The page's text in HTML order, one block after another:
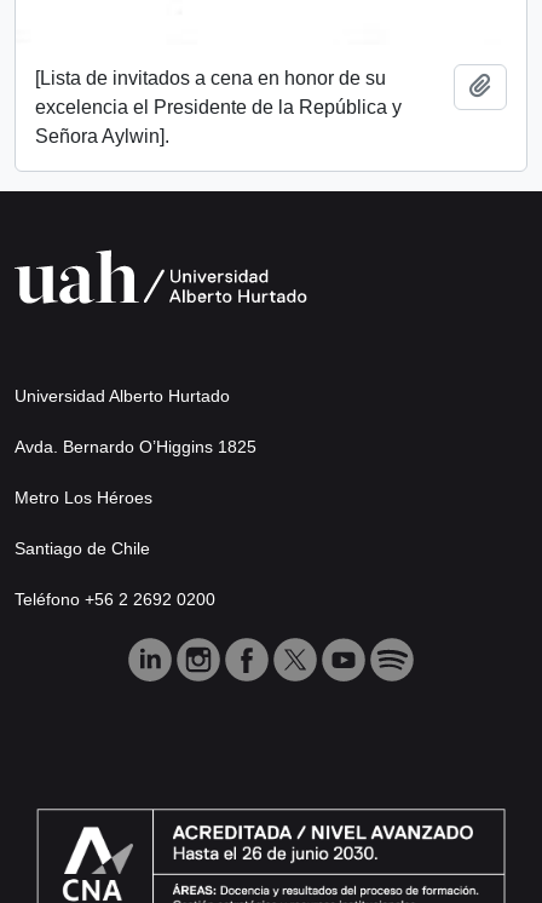
[Lista de invitados a cena en honor de su
excelencia el Presidente de la República y
Señora Aylwin].
Universidad Alberto Hurtado
Avda. Bernardo O’Higgins 1825
Metro Los Héroes
Santiago de Chile
Teléfono +56 2 2692 0200